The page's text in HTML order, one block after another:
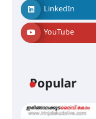
LinkedIn
YouTube
Popular